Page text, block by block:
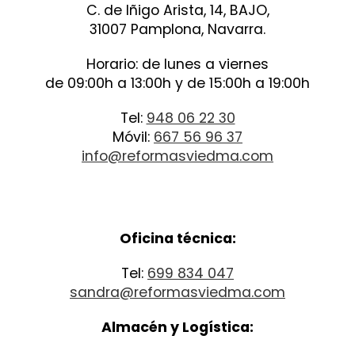
C. de Iñigo Arista, 14, BAJO,
31007 Pamplona, Navarra.
Horario: de lunes a viernes
de 09:00h a 13:00h y de 15:00h a 19:00h
Tel: 948 06 22 30
Móvil: 667 56 96 37
info@reformasviedma.com
Oficina técnica:
Tel: 699 834 047
sandra@reformasviedma.com
Almacén y Logística: